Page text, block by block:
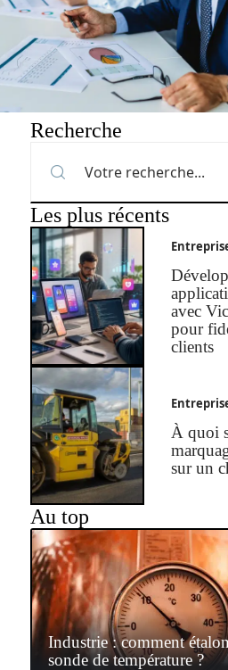
Recherche
Les plus récents
avec
pour
clients
À quoi
sur un
Au top
Industrie : comment
sonde de température ?